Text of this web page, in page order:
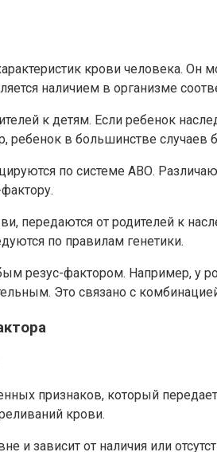
крови человека.
наличием в организме
к детям. Если ребенок
в большинстве случаев
по системе АВО.
передаются от родителей к
по правилам генетики.
резус-фактором. Например, у
Это связано с
признаков, который
крови.
и зависит от наличия или